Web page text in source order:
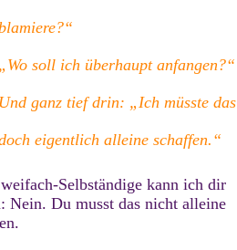
soll ich überhaupt anfangen?“
ganz tief drin: „Ich müsste das
eigentlich alleine schaffen.“
Selbständige kann ich dir
Nein. Du musst das nicht alleine